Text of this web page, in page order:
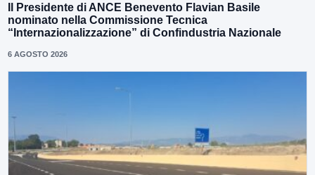
Il Presidente di ANCE Benevento Flavian Basile
nominato nella Commissione Tecnica
“Internazionalizzazione” di Confindustria Nazionale
6 AGOSTO 2026